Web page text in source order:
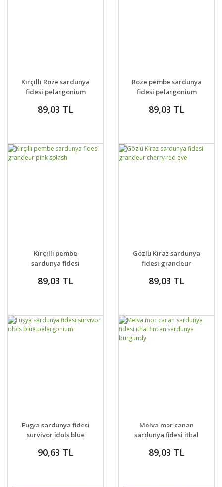
DETAYLAR
VER
Kırçıllı Roze sardunya
fidesi pelargonium
89,03 TL
DETAYLAR
VER
Roze pembe sardunya
fidesi pelargonium
89,03 TL
DETAYLAR
VER
Kırçıllı pembe
sardunya fidesi
89,03 TL
DETAYLAR
VER
Gözlü Kiraz sardunya
fidesi grandeur
89,03 TL
DETAYLAR
VER
Fuşya sardunya fidesi
survivor idols blue
90,63 TL
DETAYLAR
VER
Melva mor canan
sardunya fidesi ithal
burgundy
89,03 TL